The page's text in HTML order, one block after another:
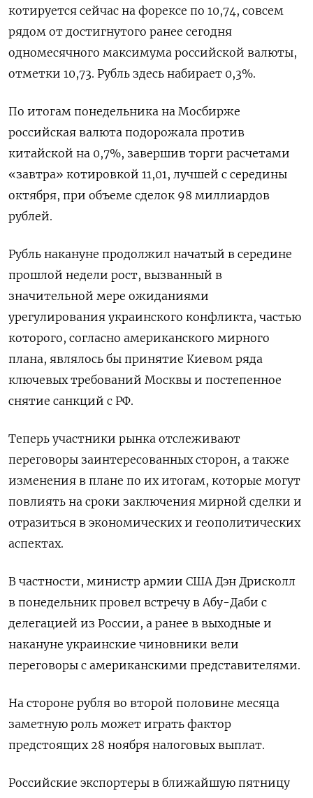
котируется сейчас на форексе по 10,74, совсем
рядом от достигнутого ранее сегодня
одномесячного максимума российской валюты,
отметки 10,73. Рубль здесь набирает 0,3%.
По итогам понедельника на Мосбирже
российская валюта подорожала против
китайской на 0,7%, завершив торги расчетами
«завтра» котировкой 11,01, лучшей с середины
октября, при объеме сделок 98 миллиардов
рублей.
Рубль накануне продолжил начатый в середине
прошлой недели рост, вызванный в
значительной мере ожиданиями
урегулирования украинского конфликта, частью
которого, согласно американского мирного
плана, являлось бы принятие Киевом ряда
ключевых требований Москвы и постепенное
снятие санкций с РФ.
Теперь участники рынка отслеживают
переговоры заинтересованных сторон, а также
изменения в плане по их итогам, которые могут
повлиять на сроки заключения мирной сделки и
отразиться в экономических и геополитических
аспектах.
В частности, министр армии США Дэн Дрисколл
в понедельник провел встречу в Абу-Даби с
делегацией из России, а ранее в выходные и
накануне украинские чиновники вели
переговоры с американскими представителями.
На стороне рубля во второй половине месяца
заметную роль может играть фактор
предстоящих 28 ноября налоговых выплат.
Российские экспортеры в ближайшую пятницу